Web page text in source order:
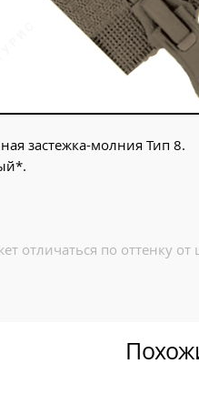
застежка-молния Тип 8.
отличаться по оттенку от